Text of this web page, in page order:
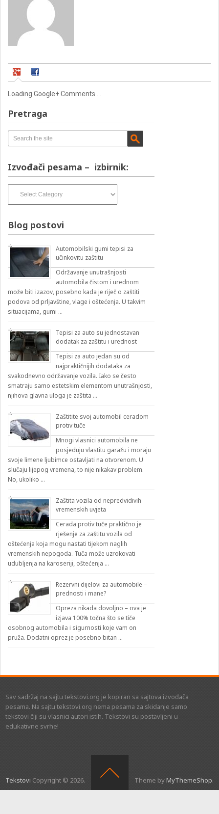
Loading Google+ Comments ...
Pretraga
Izvođači pesama – izbirnik:
pesama
Blog postovi
Automobilski gumi tepisi za
učinkovitu zaštitu
Održavanje unutrašnjosti
automobila čistom i urednom
može biti izazov, posebno kada je riječ o zaštiti
podova od prljavštine, vlage i oštećenja. U takvim
situacijama, gumi …
Tepisi za auto su jednostavan
dodatak za zaštitu i urednost
Tepisi za auto jedan su od
najpraktičnijih dodataka za
svakodnevno održavanje vozila. Iako se često
smatraju samo estetskim elementom unutrašnjosti,
njihova glavna uloga je zaštita …
Zaštitite svoj automobil ceradom
protiv tuče
Mnogi vlasnici automobila ne
posjeduju vlastitu garažu i moraju
svoje limene ljubimce ostavljati na otvorenom. U
slučaju lijepog vremena, to nije nikakav problem.
No, ukoliko …
Zaštita vozila od nepredvidivih
vremenskih uvjeta
Cerada protiv tuče praktično je
rješenje za zaštitu vozila od
oštećenja koja mogu nastati tijekom naglih
vremenskih nepogoda. Tuča može uzrokovati
udubljenja na karoseriji, oštećenja …
Rezervni dijelovi za automobile –
prednosti i mane?
Opreza nikada dovoljno – ova je
izjava 100% točna što se tiče
osobnog automobila i sigurnosti koje vam on
pruža. Dodatni oprez je posebno bitan …
Sav sadržaj na sajtu tekstovi.org je kopiran sa sajtova izvođača
pesama. Na sajtu tekstovi.org nema pesama za skidanje samo
tekstovi čiji su vlasnici autori istih. Tekstovi su postavljeni u
edukativne svrhe!
Tekstovi Copyright © 2026. Theme byMyThemeShop.